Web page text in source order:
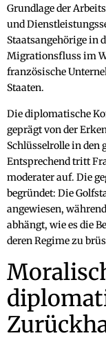
Grundlage der
und
Staatsangehörige in
Migrationsfluss im
französische
Staaten.
Die diplomatische
geprägt von der
Schlüsselrolle in den
Entsprechend tritt
moderater auf. Die
begründet: Die
angewiesen,
abhängt, wie es die
deren Regime zu